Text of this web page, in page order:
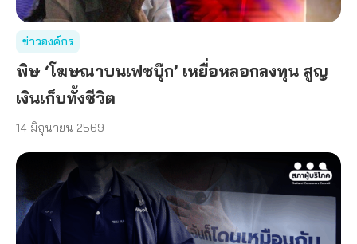
ข่าวองค์กร
พิษ ‘โฆษณาบนเฟซบุ๊ก’ เหยื่อหลอกลงทุน สูญ
เงินเก็บทั้งชีวิต
14 มิถุนายน 2569